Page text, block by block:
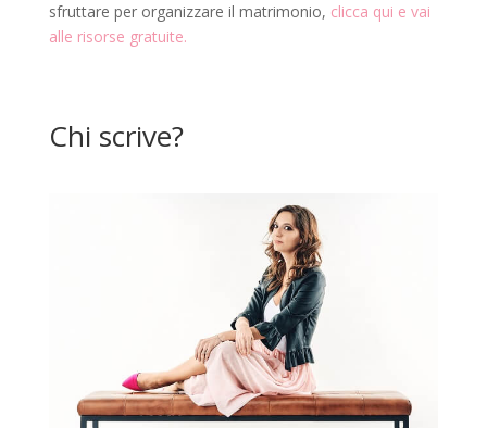
sfruttare per organizzare il matrimonio, clicca qui e vai
alle risorse gratuite.
Chi scrive?